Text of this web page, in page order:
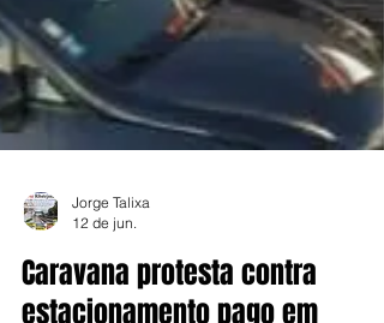
Jorge Talixa
12 de jun.